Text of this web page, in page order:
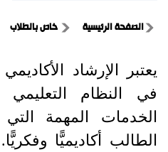
الصفحة الرئيسية خاص بالطلاب
يعتبر الإرشاد
في النظام التعليمي
الخدمات المهمة
الطالب أكاديميًّا